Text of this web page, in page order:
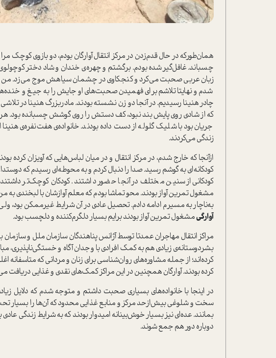
همان‌طور‌که در حال قدم‌زدن در مرکز انتقال آوارگان بودم، دو بازوی
چسباند. غافل‌گیر شده بودم. برگشتم و چهره‌ی خندان و شاد دختر
زبان عربی صحبت می‌کرد و کنجکاوی در چشمان سیاهش موج می‌زد. من
شدم و نهایتا تلاشم برای فهمیدن صحبت‌های او جایش را به جیغ و خنده‌های
چادر هنینا رسیدیم. در آنجا دو زن نشسته بودند. مادربزرگ هنینا در
که از شادی روی پایش بند نبود، کف دستش را روی گوشش چسبانده بود.
جریان بود با شلیک گلوله از دست داده بودند. خانواده‌ی هفت‌نفره‌ی
زندگی می‌کردند.
ازآنجا که خارج شدم، در مرکز انتقال و در میان لباس‌هایی که آویزان کرده
کودکانه‌ای به گوشم رسید. صدا را دنبال کردم و به محوطه‌ای رسیدم که
کودکانی از سنین مختلف در آنجا حضور داشتند. کودکان کوچک‌تر
مشغول تمرین آواز بودند. محو تماشا بودم که معلم آوازشان با لبخندی
به‌ناچار به مسیرم ادامه دادم. تحصیل عادی در آن شرایط غیرممکن بود،
آوارگیمشغول تمرین آواز بودند برایم بسیار دلگرم‌کننده و دلچسب بود.
مراکز انتقال مهاجران عمدتا توسط آژانس پناهندگان سازمان ملل و
بشردوستانه‌ی زیادی هم به کمک افرادی با وجدان آگاه و خستگی‌ناپذیری،
کرده‌اند؛ از جمله مشاوره‌های روان‌شناسی برای زنان و مردانی که
کرده بودند. آوارگان همچنین در این مراکز کمک‌های نقدی و غذایی دریافت
در اینجا با خانواده‌های بسیاری صحبت داشتم و متوجه شدم که دلایل
سخت و شلوغی بیش‌از‌حد مرکز و منابع غذایی محدود که آن‌ها را بسیار
بمانند. عده‌ای نیز بسیار خوش‌بینانه امیدوار بودند که به شرایط زندگی عادی
دوباره دور هم جمع شوند.